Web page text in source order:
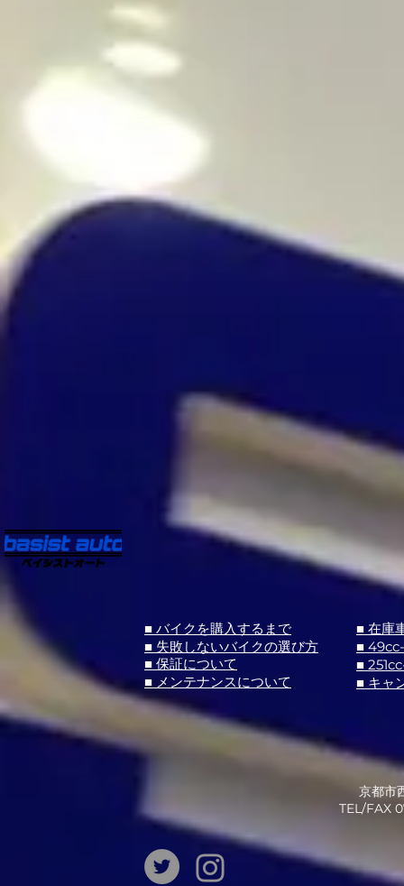
■ バイクを購入するまで
■ 失敗しないバイクの選び方
■ 保証について
■ メンテナンスについて
■ 在庫
■
■
■ キャ
京都市
​TEL/FAX